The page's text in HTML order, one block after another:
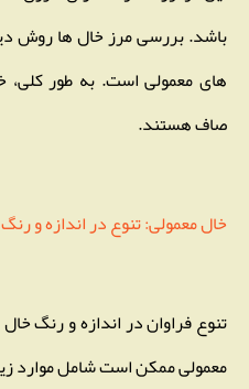
باشد. بررسی مرز خال ها روش
های معمولی است. به طور کلی،
صاف هستند.
خال معمولی: تنوع در اندازه و رنگ
تنوع فراوان در اندازه و رنگ
معمولی ممکن است شامل موارد